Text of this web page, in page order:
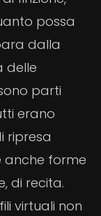
possa
dalla
delle
parti
erano
ripresa
anche forme
di recita.
virtuali non